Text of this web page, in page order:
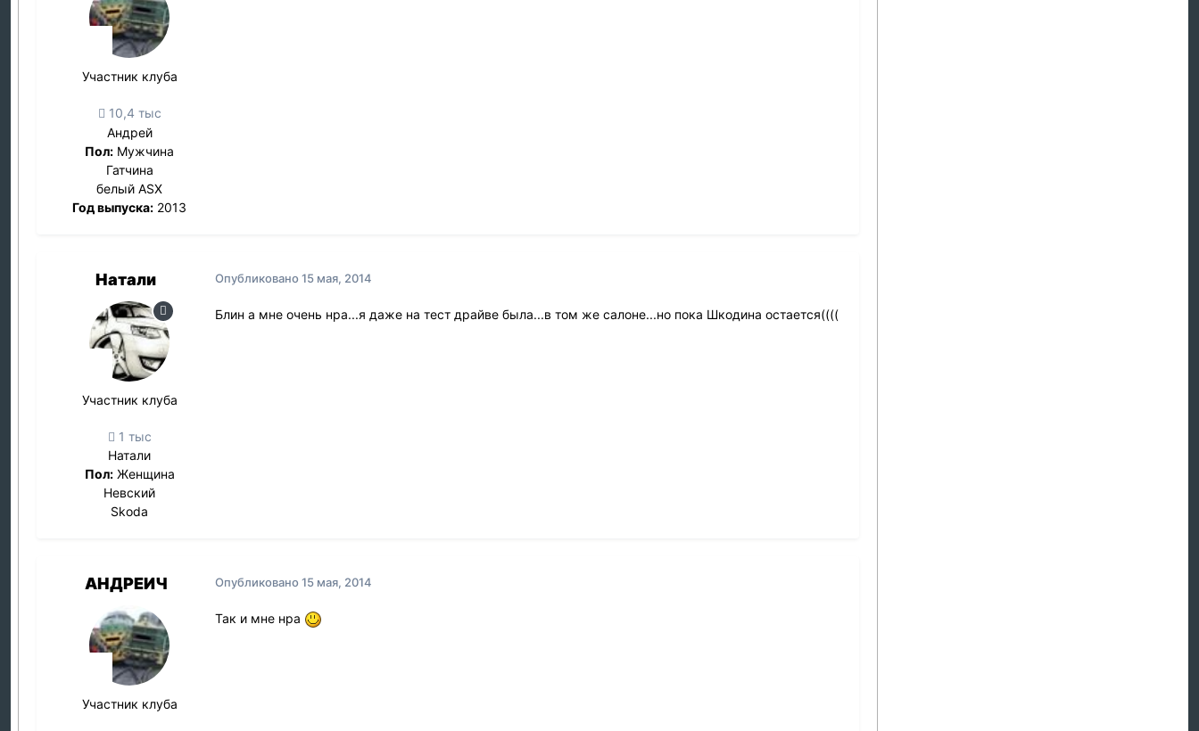
Участник клуба
10,4 тыс
Андрей
Пол: Мужчина
Гатчина
белый ASX
Год выпуска: 2013
Натали
Участник клуба
1 тыс
Натали
Пол:Женщина
Невский
Skoda
Опубликовано15 мая, 2014
Блин а мне очень нра...я даже на тест драйве была...в том же салоне...но пока Шкодина остается((((
АНДРЕИЧ
Участник клуба
Опубликовано15 мая, 2014
Так и мне нра